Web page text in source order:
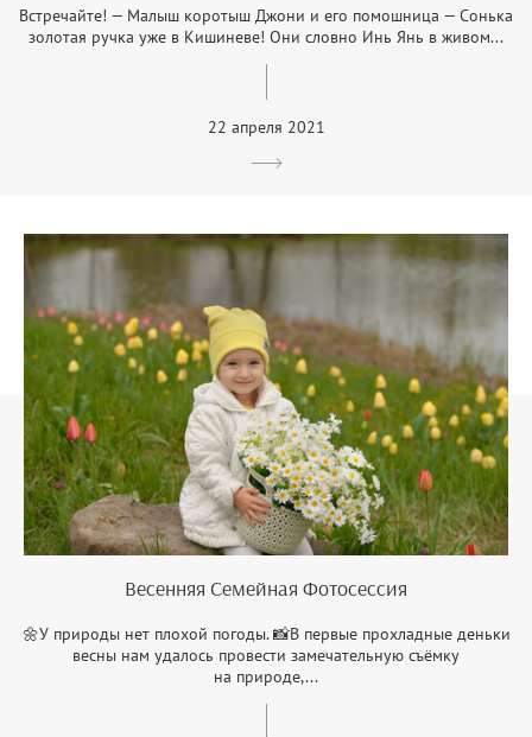
Встречайте! — Малыш коротыш Джони и его помошница — Сонька
золотая ручка уже в Кишиневе! Они словно Инь Янь в живом...
22 апреля 2021
Весенняя Семейная Фотосессия
🌼У природы нет плохой погоды. 📸В первые прохладные деньки
весны нам удалось провести замечательную съёмку
на природе,...